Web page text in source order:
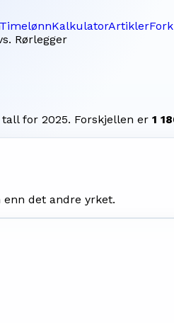
TimelønnKalkulatorArtikler
Rørlegger
tall for 2025. Forskjellen er 1
det andre yrket.